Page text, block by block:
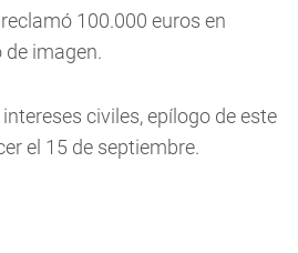
100.000 euros en
imagen.
civiles, epílogo de este
el 15 de septiembre.